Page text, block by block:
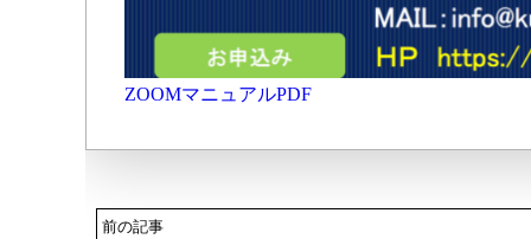
ZOOMマニュアルPDF
前の記事